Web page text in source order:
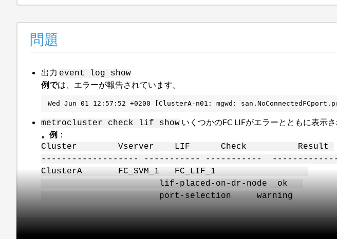
問題
出力 event log show
例では、エラーが報告されています。
Wed Jun 01 12:57:52 +0200 [ClusterA-n01: mgwd:
metrocluster check lif show いくつかのFC LIFがエラーとともに表示
。例 ：
Cluster Vserver LIF Check Result
------------------- ----------- -----------
ClusterA FC_SVM_1 FC_LIF_1
lif-placed-on-dr-node ok
port-selection warning